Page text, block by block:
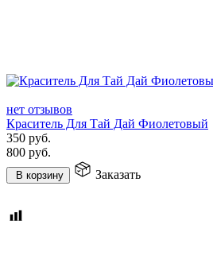
нет отзывов
Краситель Для Тай Дай Фиолетовый
350 руб.
800 руб.
В корзину Заказать